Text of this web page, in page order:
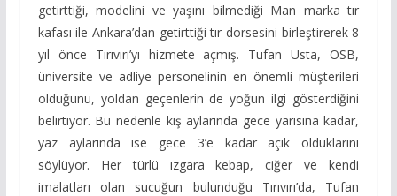
getirttiği, modelini ve yaşını bilmediği Man marka tır
kafası ile Ankara’dan getirttiği tır dorsesini birleştirerek 8
yıl önce Tırıvırı’yı hizmete açmış. Tufan Usta, OSB,
üniversite ve adliye personelinin en önemli müşterileri
olduğunu, yoldan geçenlerin de yoğun ilgi gösterdiğini
belirtiyor. Bu nedenle kış aylarında gece yarısına kadar,
yaz aylarında ise gece 3’e kadar açık olduklarını
söylüyor. Her türlü ızgara kebap, ciğer ve kendi
imalatları olan sucuğun bulunduğu Tırıvırı’da, Tufan